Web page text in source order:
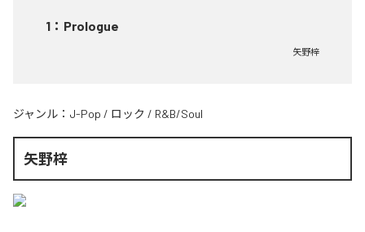
1 ： Prologue
矢野梓
ジャンル： J-Pop / ロック / R&B/Soul
矢野梓